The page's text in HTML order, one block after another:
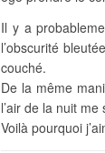
Il y a
l’obscurité
couché.
De la même
l’air de la nuit
Voilà pourquoi